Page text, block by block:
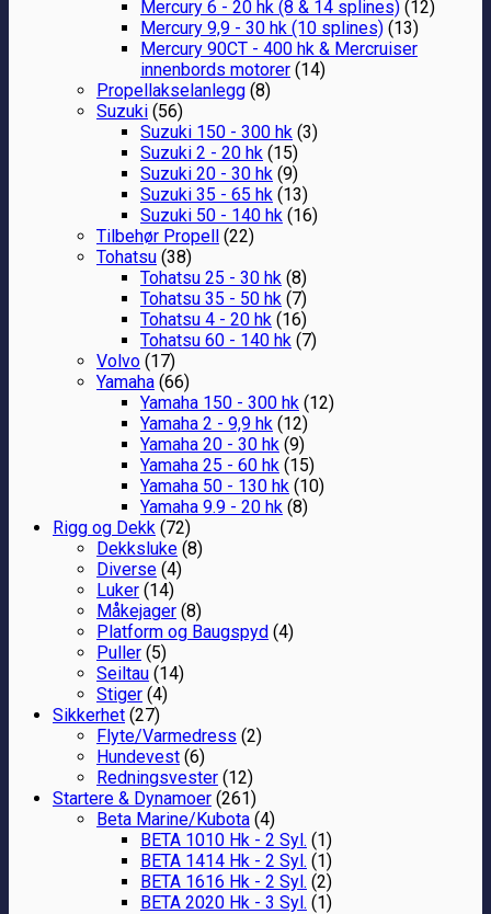
Mercury 6 - 20 hk (8 & 14 splines) (12)
Mercury 9,9 - 30 hk (10 splines) (13)
Mercury 90CT - 400 hk & Mercruiser
innenbords motorer (14)
Propellakselanlegg (8)
Suzuki (56)
Suzuki 150 - 300 hk (3)
Suzuki 2 - 20 hk (15)
Suzuki 20 - 30 hk (9)
Suzuki 35 - 65 hk (13)
Suzuki 50 - 140 hk (16)
Tilbehør Propell (22)
Tohatsu (38)
Tohatsu 25 - 30 hk (8)
Tohatsu 35 - 50 hk (7)
Tohatsu 4 - 20 hk (16)
Tohatsu 60 - 140 hk (7)
Volvo (17)
Yamaha (66)
Yamaha 150 - 300 hk (12)
Yamaha 2 - 9,9 hk (12)
Yamaha 20 - 30 hk (9)
Yamaha 25 - 60 hk (15)
Yamaha 50 - 130 hk (10)
Yamaha 9.9 - 20 hk (8)
Rigg og Dekk (72)
Dekksluke (8)
Diverse (4)
Luker (14)
Måkejager (8)
Platform og Baugspyd (4)
Puller (5)
Seiltau (14)
Stiger (4)
Sikkerhet (27)
Flyte/Varmedress (2)
Hundevest (6)
Redningsvester (12)
Startere & Dynamoer (261)
Beta Marine/Kubota (4)
BETA 1010 Hk - 2 Syl. (1)
BETA 1414 Hk - 2 Syl. (1)
BETA 1616 Hk - 2 Syl. (2)
BETA 2020 Hk - 3 Syl. (1)